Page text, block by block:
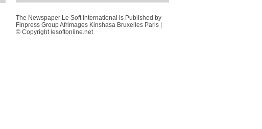
The Newspaper Le Soft International is Published by
Finpress Group Afrimages Kinshasa Bruxelles Paris |
© Copyright lesoftonline.net